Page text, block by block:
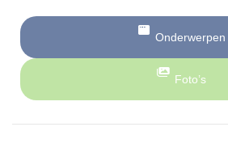
Onderwerpen
Foto’s